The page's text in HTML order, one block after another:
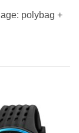
polybag +